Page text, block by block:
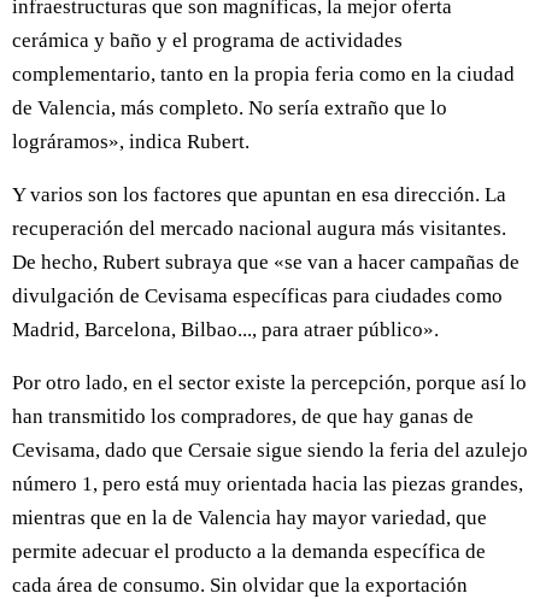
infraestructuras que son magníficas, la mejor oferta
cerámica y baño y el programa de actividades
complementario, tanto en la propia feria como en la ciudad
de Valencia, más completo. No sería extraño que lo
lográramos», indica Rubert.
Y varios son los factores que apuntan en esa dirección. La
recuperación del mercado nacional augura más visitantes.
De hecho, Rubert subraya que «se van a hacer campañas de
divulgación de Cevisama específicas para ciudades como
Madrid, Barcelona, Bilbao..., para atraer público».
Por otro lado, en el sector existe la percepción, porque así lo
han transmitido los compradores, de que hay ganas de
Cevisama, dado que Cersaie sigue siendo la feria del azulejo
número 1, pero está muy orientada hacia las piezas grandes,
mientras que en la de Valencia hay mayor variedad, que
permite adecuar el producto a la demanda específica de
cada área de consumo. Sin olvidar que la exportación